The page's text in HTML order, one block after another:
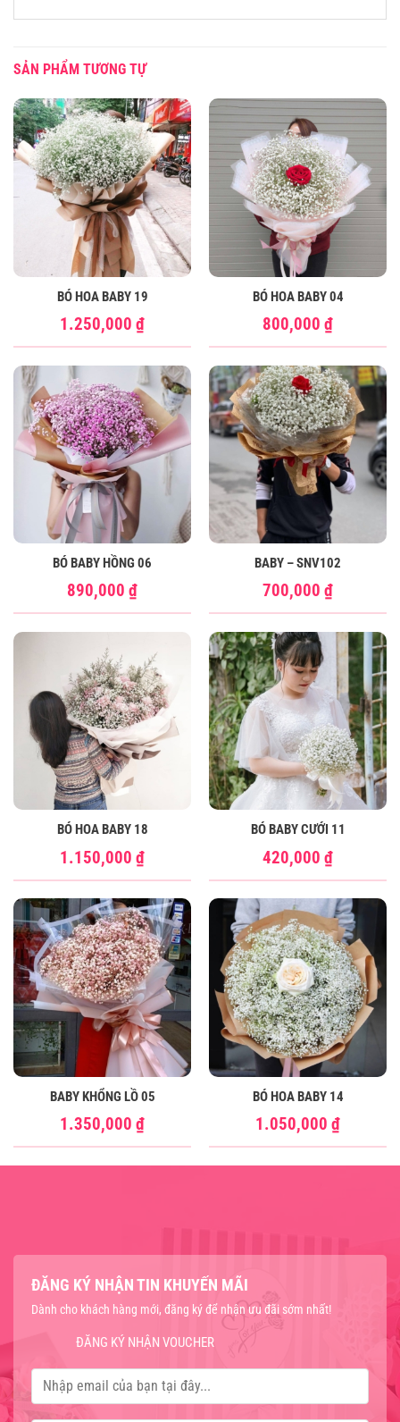
SẢN PHẨM TƯƠNG TỰ
BÓ HOA BABY 19
1.250,000 ₫
BÓ HOA BABY 04
800,000 ₫
BÓ BABY HỒNG 06
890,000 ₫
BABY – SNV102
700,000 ₫
BÓ HOA BABY 18
1.150,000 ₫
BÓ BABY CƯỚI 11
420,000 ₫
BABY KHỔNG LỒ 05
1.350,000 ₫
BÓ HOA BABY 14
1.050,000 ₫
ĐĂNG KÝ NHẬN TIN KHUYẾN MÃI
Dành cho khách hàng mới, đăng ký để nhận ưu đãi sớm nhất!
ĐĂNG KÝ NHẬN VOUCHER